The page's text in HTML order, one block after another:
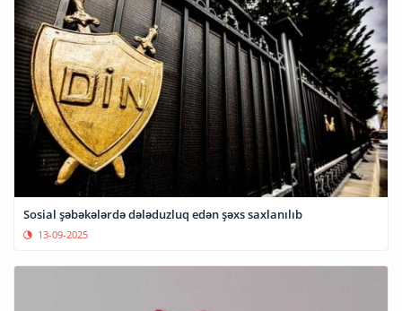
Sosial şəbəkələrdə dələduzluq edən şəxs saxlanılıb
13-09-2025